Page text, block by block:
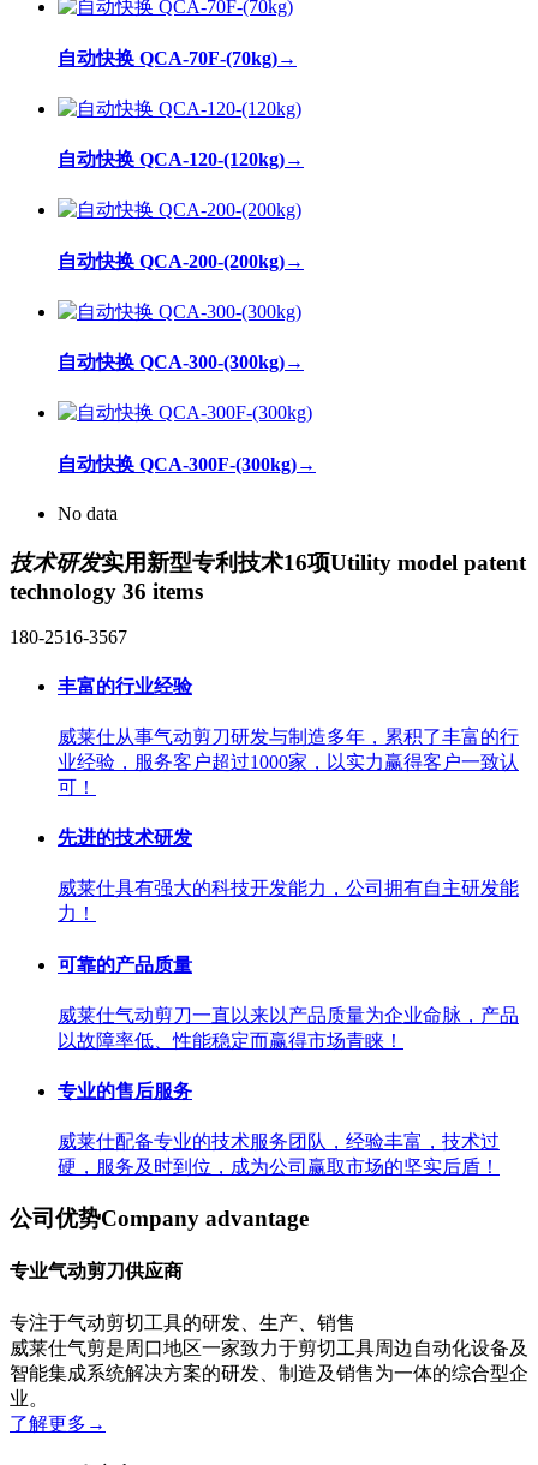
自动快换 QCA-70F-(70kg)→
自动快换 QCA-120-(120kg)→
自动快换 QCA-200-(200kg)→
自动快换 QCA-300-(300kg)→
自动快换 QCA-300F-(300kg)→
No data
技术研发实用新型专利技术16项Utility model patent
technology 36 items
180-2516-3567
丰富的行业经验
威莱仕从事气动剪刀研发与制造多年，累积了丰富的行
业经验，服务客户超过1000家，以实力赢得客户一致认
可！
先进的技术研发
威莱仕具有强大的科技开发能力，公司拥有自主研发能
力！
可靠的产品质量
威莱仕气动剪刀一直以来以产品质量为企业命脉，产品
以故障率低、性能稳定而赢得市场青睐！
专业的售后服务
威莱仕配备专业的技术服务团队，经验丰富，技术过
硬，服务及时到位，成为公司赢取市场的坚实后盾！
公司优势Company advantage
专业气动剪刀供应商
专注于气动剪切工具的研发、生产、销售
威莱仕气剪是周口地区一家致力于剪切工具周边自动化设备及
智能集成系统解决方案的研发、制造及销售为一体的综合型企
业。
了解更多 →